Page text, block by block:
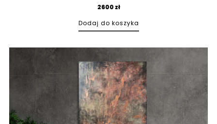
2600 zł
Dodaj do koszyka